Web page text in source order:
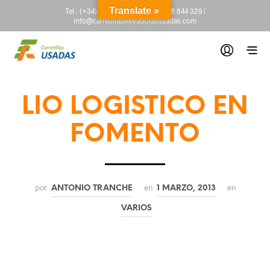
Tel.: (+34) 665 845 222-(+34) 918 844 329|
info@carretillaselevadorasusadas.com
LIO LOGISTICO EN
FOMENTO
por ANTONIO TRANCHE en 1 MARZO, 2013 en
VARIOS
Translate »